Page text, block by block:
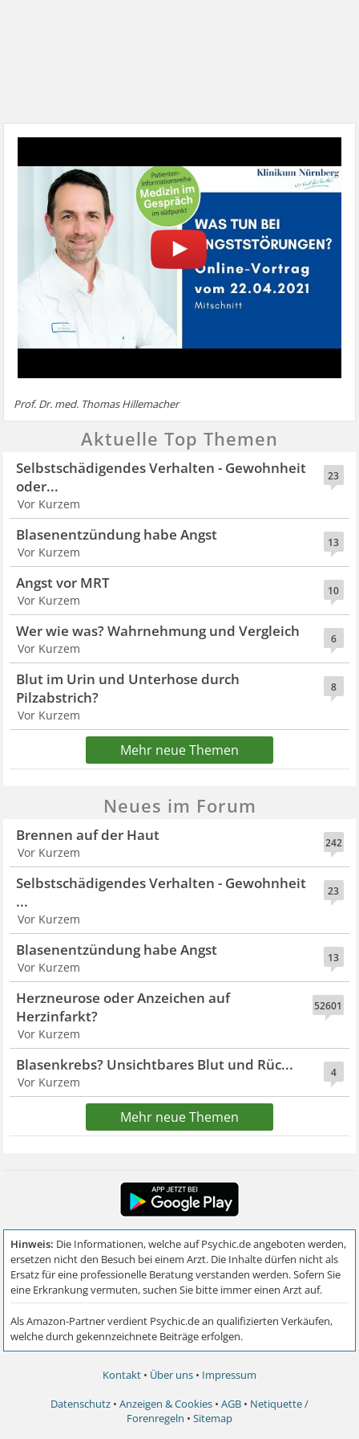
Prof. Dr. med. Thomas Hillemacher
Aktuelle Top Themen
23
Selbstschädigendes Verhalten - Gewohnheit
oder...
Vor Kurzem
13
Blasenentzündung habe Angst
Vor Kurzem
10
Angst vor MRT
Vor Kurzem
6
Wer wie was? Wahrnehmung und Vergleich
Vor Kurzem
8
Blut im Urin und Unterhose durch
Pilzabstrich?
Vor Kurzem
Mehr neue Themen
Neues im Forum
242
Brennen auf der Haut
Vor Kurzem
23
Selbstschädigendes Verhalten - Gewohnheit
...
Vor Kurzem
13
Blasenentzündung habe Angst
Vor Kurzem
52601
Herzneurose oder Anzeichen auf
Herzinfarkt?
Vor Kurzem
4
Blasenkrebs? Unsichtbares Blut und Rüc...
Vor Kurzem
Mehr neue Themen
Kontakt • Über uns • Impressum
Datenschutz • Anzeigen & Cookies • AGB • Netiquette /
Forenregeln • Sitemap